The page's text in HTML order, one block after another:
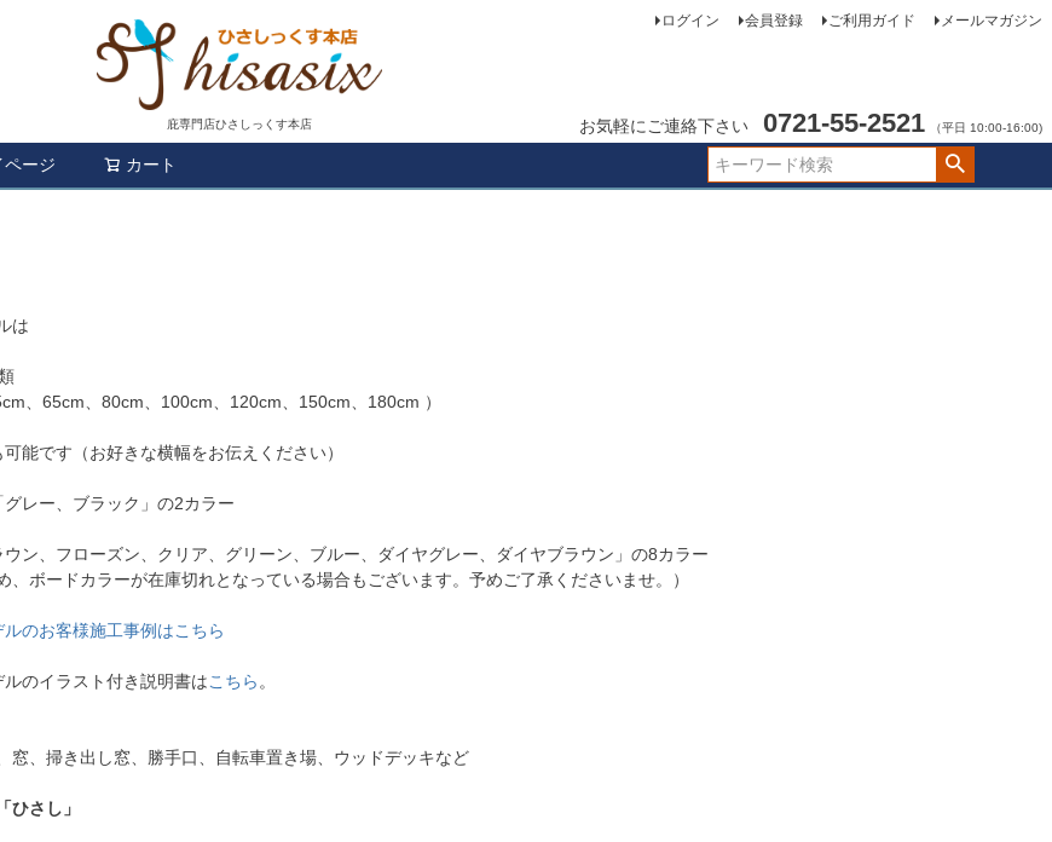
庇専門店ひさしっくす本店
ログイン 会員登録 ご利用ガイド メールマガジン
お気軽にご連絡下さい 0721-55-2521 （平日 10:00-16:00)
ページ カート
は
、65cm、80cm、100cm、120cm、150cm、180cm ）
能です（お好きな横幅をお伝えください）
レー、ブラック」の2カラー
ン、フローズン、クリア、グリーン、ブルー、ダイヤグレー、ダイヤブラウン」の8カラー
、ボードカラーが在庫切れとなっている場合もございます。予めご了承くださいませ。）
のお客様施工事例はこちら
のイラスト付き説明書はこちら 。
窓、掃き出し窓、勝手口、自転車置き場、ウッドデッキなど
ひさし」